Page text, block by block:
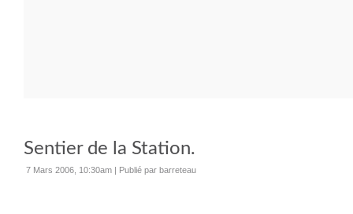
Sentier de la Station.
7 Mars 2006, 10:30am | Publié par barreteau